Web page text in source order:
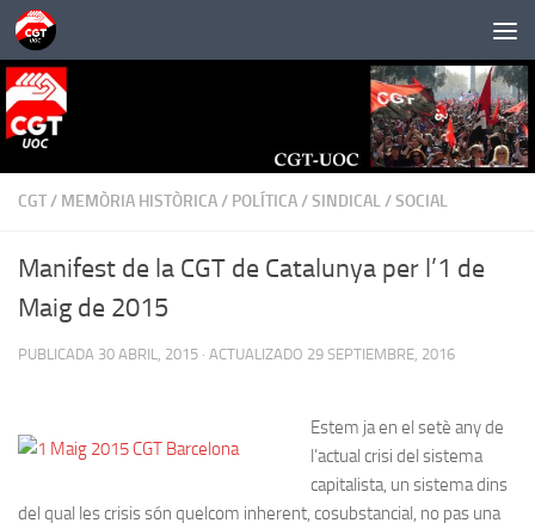
Saltar al contenido
CGT/ MEMÒRIA HISTÒRICA/ POLÍTICA/SINDICAL/SOCIAL
Manifest de la CGT de Catalunya per l’1 de
Maig de 2015
PUBLICADA 30 ABRIL, 2015 · ACTUALIZADO 29 SEPTIEMBRE, 2016
Estem ja en el setè any de
l’actual crisi del sistema
capitalista, un sistema dins
del qual les crisis són quelcom inherent, cosubstancial, no pas una